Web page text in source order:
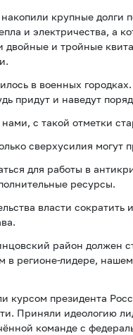
крупные долги
и электричества, а
двойные и тройные
в военных
придут и наведут
с такой отметки
сверхусилия могут
для работы в
ресурсы.
власти сократить
район должен
в регионе-лидере,
курсом президента
Приняли идеологию
команде с